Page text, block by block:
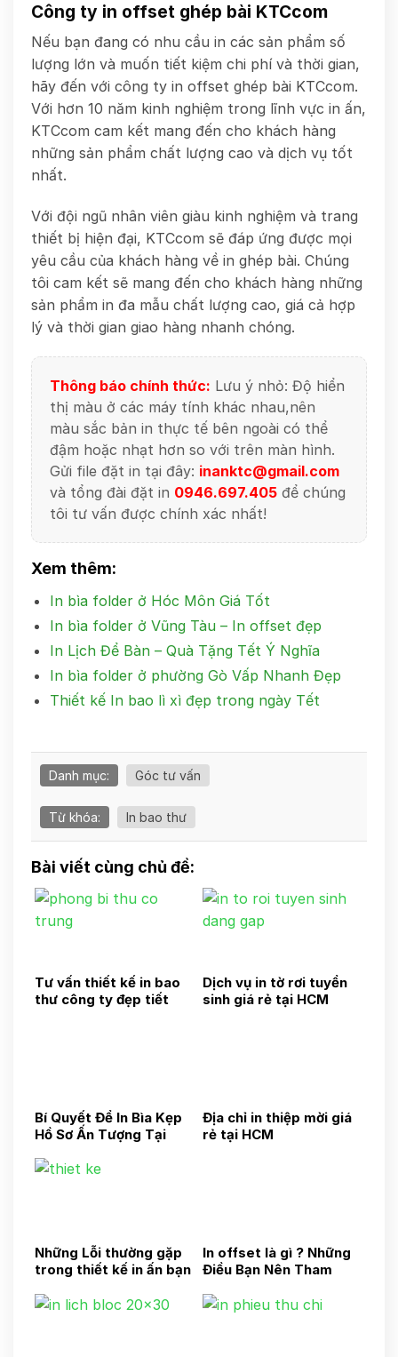
Công ty in offset ghép bài KTCcom
Nếu bạn đang có nhu cầu in các sản phẩm số
lượng lớn và muốn tiết kiệm chi phí và thời gian,
hãy đến với công ty in offset ghép bài KTCcom.
Với hơn 10 năm kinh nghiệm trong lĩnh vực in ấn,
KTCcom cam kết mang đến cho khách hàng
những sản phẩm chất lượng cao và dịch vụ tốt
nhất.
Với đội ngũ nhân viên giàu kinh nghiệm và trang
thiết bị hiện đại, KTCcom sẽ đáp ứng được mọi
yêu cầu của khách hàng về in ghép bài. Chúng
tôi cam kết sẽ mang đến cho khách hàng những
sản phẩm in đa mẫu chất lượng cao, giá cả hợp
lý và thời gian giao hàng nhanh chóng.
Thông báo chính thức: Lưu ý nhỏ: Độ hiển
thị màu ở các máy tính khác nhau,nên
màu sắc bản in thực tế bên ngoài có thể
đậm hoặc nhạt hơn so với trên màn hình.
Gửi file đặt in tại đây: inanktc@gmail.com
và tổng đài đặt in 0946.697.405 để chúng
tôi tư vấn được chính xác nhất!
Xem thêm:
In bìa folder ở Hóc Môn Giá Tốt
In bìa folder ở Vũng Tàu – In offset đẹp
In Lịch Để Bàn – Quà Tặng Tết Ý Nghĩa
In bìa folder ở phường Gò Vấp Nhanh Đẹp
Thiết kế In bao lì xì đẹp trong ngày Tết
Danh mục: Góc tư vấn
Từ khóa: In bao thư
Bài viết cùng chủ đề:
Tư vấn thiết kế in bao
thư công ty đẹp tiết
Dịch vụ in tờ rơi tuyển
sinh giá rẻ tại HCM
Bí Quyết Để In Bìa Kẹp
Hồ Sơ Ấn Tượng Tại
Địa chỉ in thiệp mời giá
rẻ tại HCM
Những Lỗi thường gặp
trong thiết kế in ấn bạn
In offset là gì ? Những
Điều Bạn Nên Tham